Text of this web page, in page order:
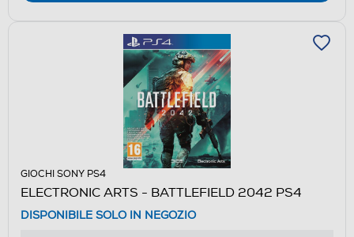
GIOCHI SONY PS4
ELECTRONIC ARTS - BATTLEFIELD 2042 PS4
DISPONIBILE SOLO IN NEGOZIO